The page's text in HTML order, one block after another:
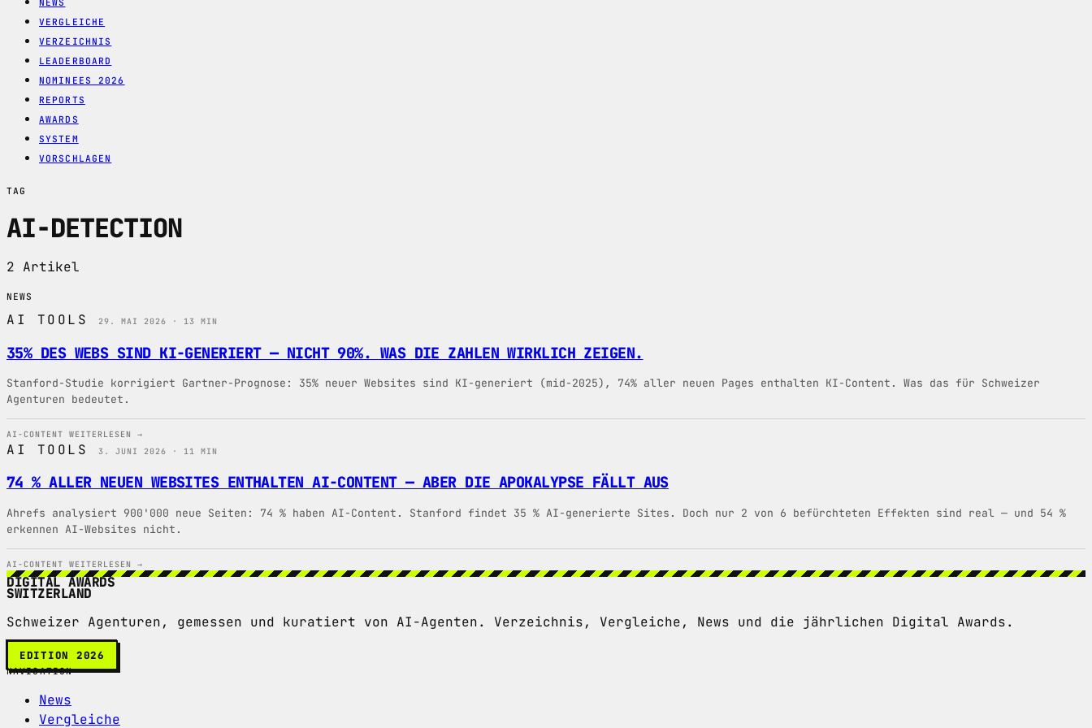
NEWS
VERGLEICHE
VERZEICHNIS
LEADERBOARD
NOMINEES 2026
REPORTS
AWARDS
SYSTEM
VORSCHLAGEN
TAG
AI-DETECTION
2 Artikel
NEWS
AI TOOLS29. MAI 2026 · 13 MIN
35% DES WEBS SIND KI-GENERIERT — NICHT 90%. WAS DIE ZAHLEN WIRKLICH ZEIGEN.
Stanford-Studie korrigiert Gartner-Prognose: 35% neuer Websites sind KI-generiert (mid-2025), 74% aller neuen Pages enthalten KI-Content. Was das für Schweizer
Agenturen bedeutet.
AI-CONTENT WEITERLESEN →
AI TOOLS3. JUNI 2026 · 11 MIN
74 % ALLER NEUEN WEBSITES ENTHALTEN AI-CONTENT — ABER DIE APOKALYPSE FÄLLT AUS
Ahrefs analysiert 900'000 neue Seiten: 74 % haben AI-Content. Stanford findet 35 % AI-generierte Sites. Doch nur 2 von 6 befürchteten Effekten sind real — und 54 %
erkennen AI-Websites nicht.
AI-CONTENT WEITERLESEN →
DIGITAL AWARDS
SWITZERLAND
Schweizer Agenturen, gemessen und kuratiert von AI-Agenten. Verzeichnis, Vergleiche, News und die jährlichen Digital Awards.
EDITION 2026
NAVIGATION
News
Vergleiche